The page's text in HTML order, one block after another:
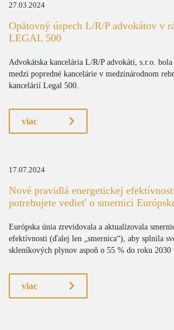
27.03.2024
Opätovný úspech L/R/P advokátov v
LEGAL 500
Advokátska kancelária L/R/P advokáti, s.r.o. bola
medzi popredné kancelárie v medzinárodnom
kancelárií Legal 500.
viac
17.07.2024
Nové pravidlá energetickej
potrebujete vedieť o smernici
Európska únia zrevidovala a aktualizovala
efektívnosti (ďalej len „smernica“), aby splnila
skleníkových plynov aspoň o 55 % do roku 2030
viac